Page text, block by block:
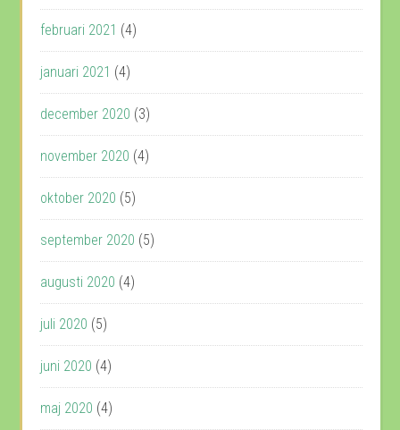
februari 2021 (4)
januari 2021 (4)
december 2020 (3)
november 2020 (4)
oktober 2020 (5)
september 2020 (5)
augusti 2020 (4)
juli 2020 (5)
juni 2020 (4)
maj 2020 (4)